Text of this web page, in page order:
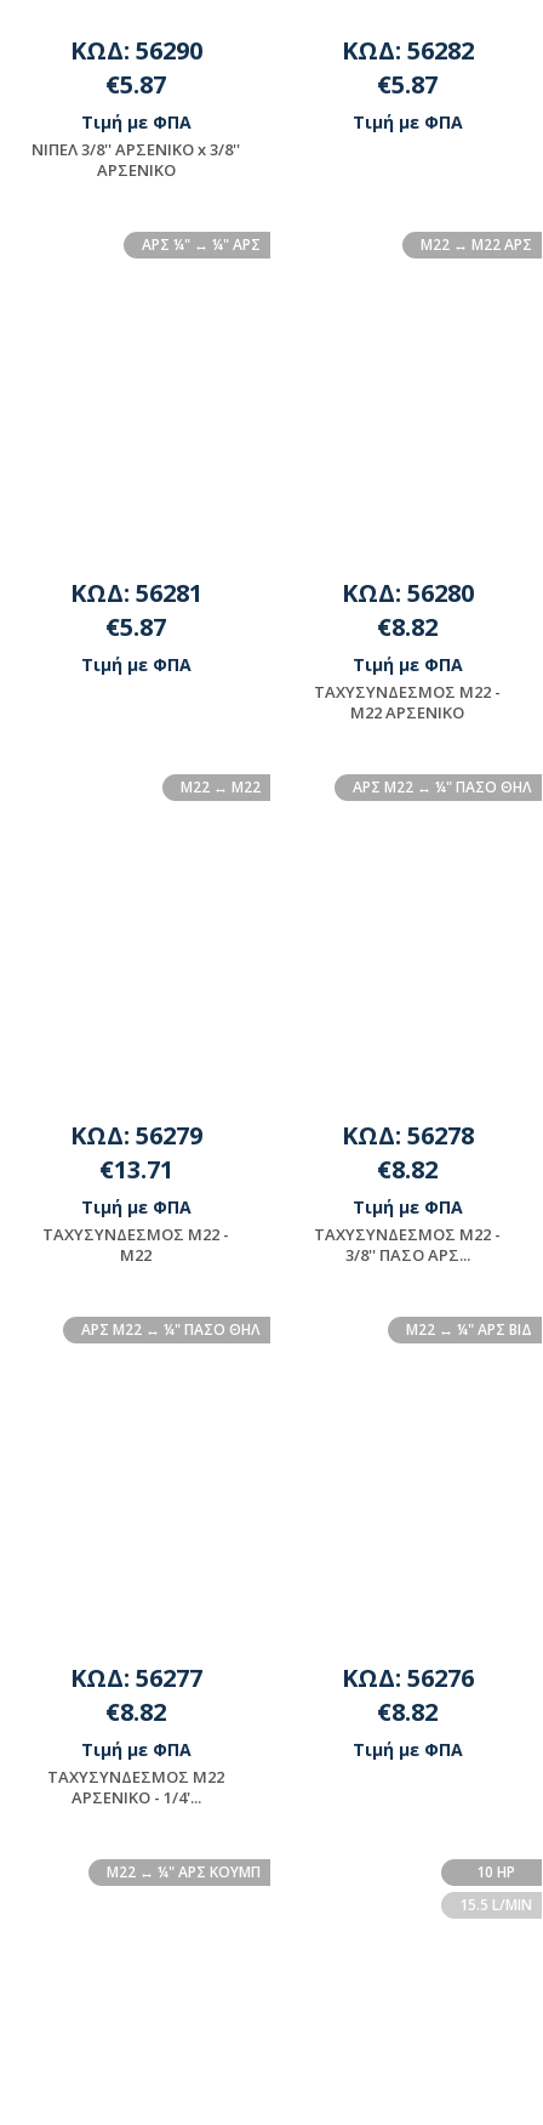
ΚΩΔ: 56290
€5.87
Τιμή με ΦΠΑ
NIΠEΛ 3/8'' ΑΡΣΕΝΙΚΟ x 3/8''
ΑΡΣΕΝΙΚΟ
ΚΩΔ: 56282
€5.87
Τιμή με ΦΠΑ
ΑΡΣ ¼" ↔ ¼" ΑΡΣ
ΚΩΔ: 56281
€5.87
Τιμή με ΦΠΑ
M22 ↔ M22 ΑΡΣ
ΚΩΔ: 56280
€8.82
Τιμή με ΦΠΑ
ΤΑΧΥΣΥΝΔΕΣΜΟΣ Μ22 -
Μ22 ΑΡΣΕΝΙΚΟ
Μ22 ↔ M22
ΚΩΔ: 56279
€13.71
Τιμή με ΦΠΑ
ΤΑΧΥΣΥΝΔΕΣΜΟΣ Μ22 -
Μ22
ΑΡΣ Μ22 ↔ ¼" ΠΑΣΟ ΘΗΛ
ΚΩΔ: 56278
€8.82
Τιμή με ΦΠΑ
ΤΑΧΥΣΥΝΔΕΣΜΟΣ Μ22 -
3/8'' ΠΑΣΟ ΑΡΣ...
ΑΡΣ Μ22 ↔ ¼" ΠΑΣΟ ΘΗΛ
ΚΩΔ: 56277
€8.82
Τιμή με ΦΠΑ
ΤΑΧΥΣΥΝΔΕΣΜΟΣ Μ22
ΑΡΣΕΝΙΚΟ - 1/4'...
Μ22 ↔ ¼" ΑΡΣ ΒΙΔ
ΚΩΔ: 56276
€8.82
Τιμή με ΦΠΑ
Μ22 ↔ ¼" ΑΡΣ ΚΟΥΜΠ
10 HP
15.5 L/MIN